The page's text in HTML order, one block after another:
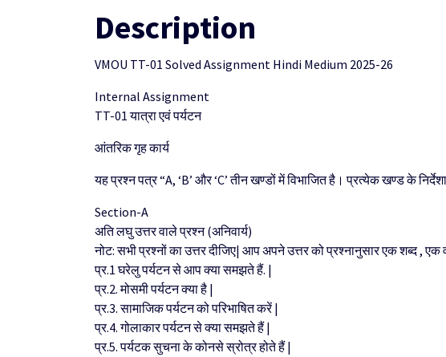
Description
VMOU TT-01 Solved Assignment Hindi Medium 2025-26
Internal Assignment
TT-01 यात्रा एवं पर्यटन
आंतरिक गृह कार्य
यह प्रश्न पत्र “A, ‘B’ और ‘C’ तीन खण्डों में विभाजित है। प्रत्येक खण्ड के
Section-A
अति लघु उत्तर वाले प्रश्न (अनिवार्य)
नोट: सभी प्रश्नों का उत्तर दीजिए| आप अपने उत्तर को प्रश्नानुसार एक शब्द ,
प्र.1 घरेलु पर्यटन से आप क्या समझते हैं. |
प्र.2. मोसमी पर्यटन क्या है |
प्र.3. सामाजिक पर्यटन को परिभाषित करें |
प्र.4. गोलाकार पर्यटन से क्या समझते हैं |
प्र.5. पर्यटक सुचना के कोनसे स्रोत्र होते हैं |